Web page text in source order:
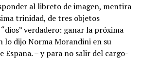
al libreto de imagen, mentira
trinidad, de tres objetos
verdadero: ganar la próxima
lo dijo Norma Morandini en su
España. – y para no salir del cargo-